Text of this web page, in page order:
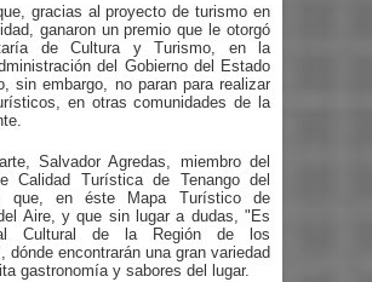
gracias al proyecto de turismo en
ganaron un premio que le otorgó
de Cultura y Turismo, en la
del Gobierno del Estado
sin embargo, no paran para realizar
en otras comunidades de la
Salvador Agredas, miembro del
Calidad Turística de Tenango del
que, en éste Mapa Turístico de
Aire, y que sin lugar a dudas, "Es
Cultural de la Región de los
dónde encontrarán una gran variedad
gastronomía y sabores del lugar.